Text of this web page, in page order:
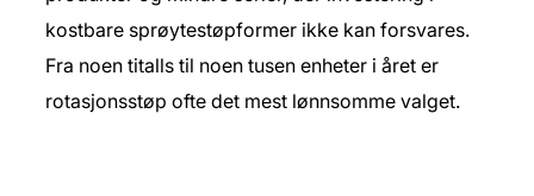
kostbare sprøytestøpformer ikke kan forsvares.
Fra noen titalls til noen tusen enheter i året er
rotasjonsstøp ofte det mest lønnsomme valget.